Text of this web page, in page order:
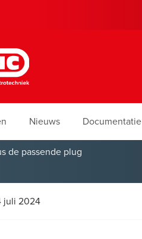
Nieuws Documentatie
de passende plug
juli 2024